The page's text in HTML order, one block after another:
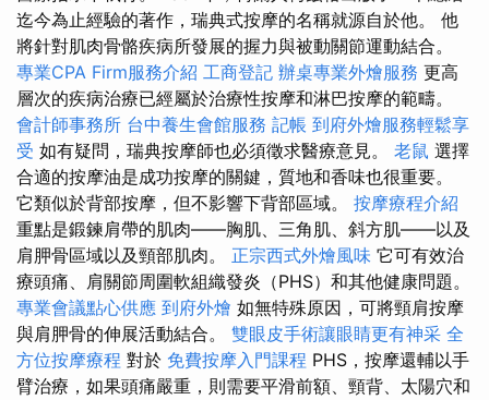
迄今為止經驗的著作，瑞典式按摩的名稱就源自於他。 他
將針對肌肉骨骼疾病所發展的握力與被動關節運動結合。
專業CPA Firm服務介紹 工商登記 辦桌專業外燴服務 更高
層次的疾病治療已經屬於治療性按摩和淋巴按摩的範疇。
會計師事務所 台中養生會館服務 記帳 到府外燴服務輕鬆享
受 如有疑問，瑞典按摩師也必須徵求醫療意見。 老鼠 選擇
合適的按摩油是成功按摩的關鍵，質地和香味也很重要。
它類似於背部按摩，但不影響下背部區域。 按摩療程介紹
重點是鍛鍊肩帶的肌肉——胸肌、三角肌、斜方肌——以及
肩胛骨區域以及頸部肌肉。 正宗西式外燴風味 它可有效治
療頭痛、肩關節周圍軟組織發炎（PHS）和其他健康問題。
專業會議點心供應 到府外燴 如無特殊原因，可將頸肩按摩
與肩胛骨的伸展活動結合。 雙眼皮手術讓眼睛更有神采 全
方位按摩療程 對於 免費按摩入門課程 PHS，按摩還輔以手
臂治療，如果頭痛嚴重，則需要平滑前額、頸背、太陽穴和